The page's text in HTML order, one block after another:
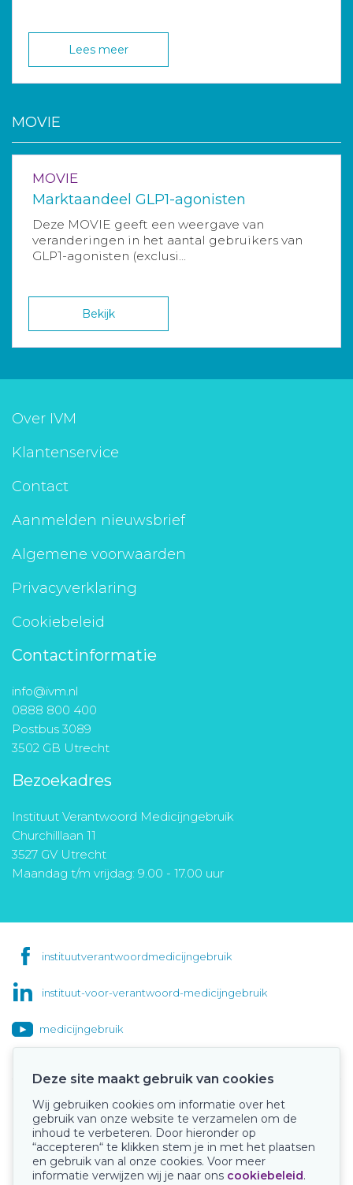
Lees meer
MOVIE
MOVIE
Marktaandeel GLP1-agonisten
Deze MOVIE geeft een weergave van
veranderingen in het aantal gebruikers van
GLP1-agonisten (exclusi...
Bekijk
Over IVM
Klantenservice
Contact
Aanmelden nieuwsbrief
Algemene voorwaarden
Privacyverklaring
Cookiebeleid
Contactinformatie
info@ivm.nl
0888 800 400
Postbus 3089
3502 GB Utrecht
Bezoekadres
Instituut Verantwoord Medicijngebruik
Churchilllaan 11
3527 GV Utrecht
Maandag t/m vrijdag: 9.00 - 17.00 uur
instituutverantwoordmedicijngebruik
instituut-voor-verantwoord-medicijngebruik
medicijngebruik
Onze keurmerken
Deze site maakt gebruik van cookies
Wij gebruiken cookies om informatie over het
gebruik van onze website te verzamelen om de
inhoud te verbeteren. Door hieronder op
“accepteren“ te klikken stem je in met het plaatsen
en gebruik van al onze cookies. Voor meer
informatie verwijzen wij je naar ons cookiebeleid.